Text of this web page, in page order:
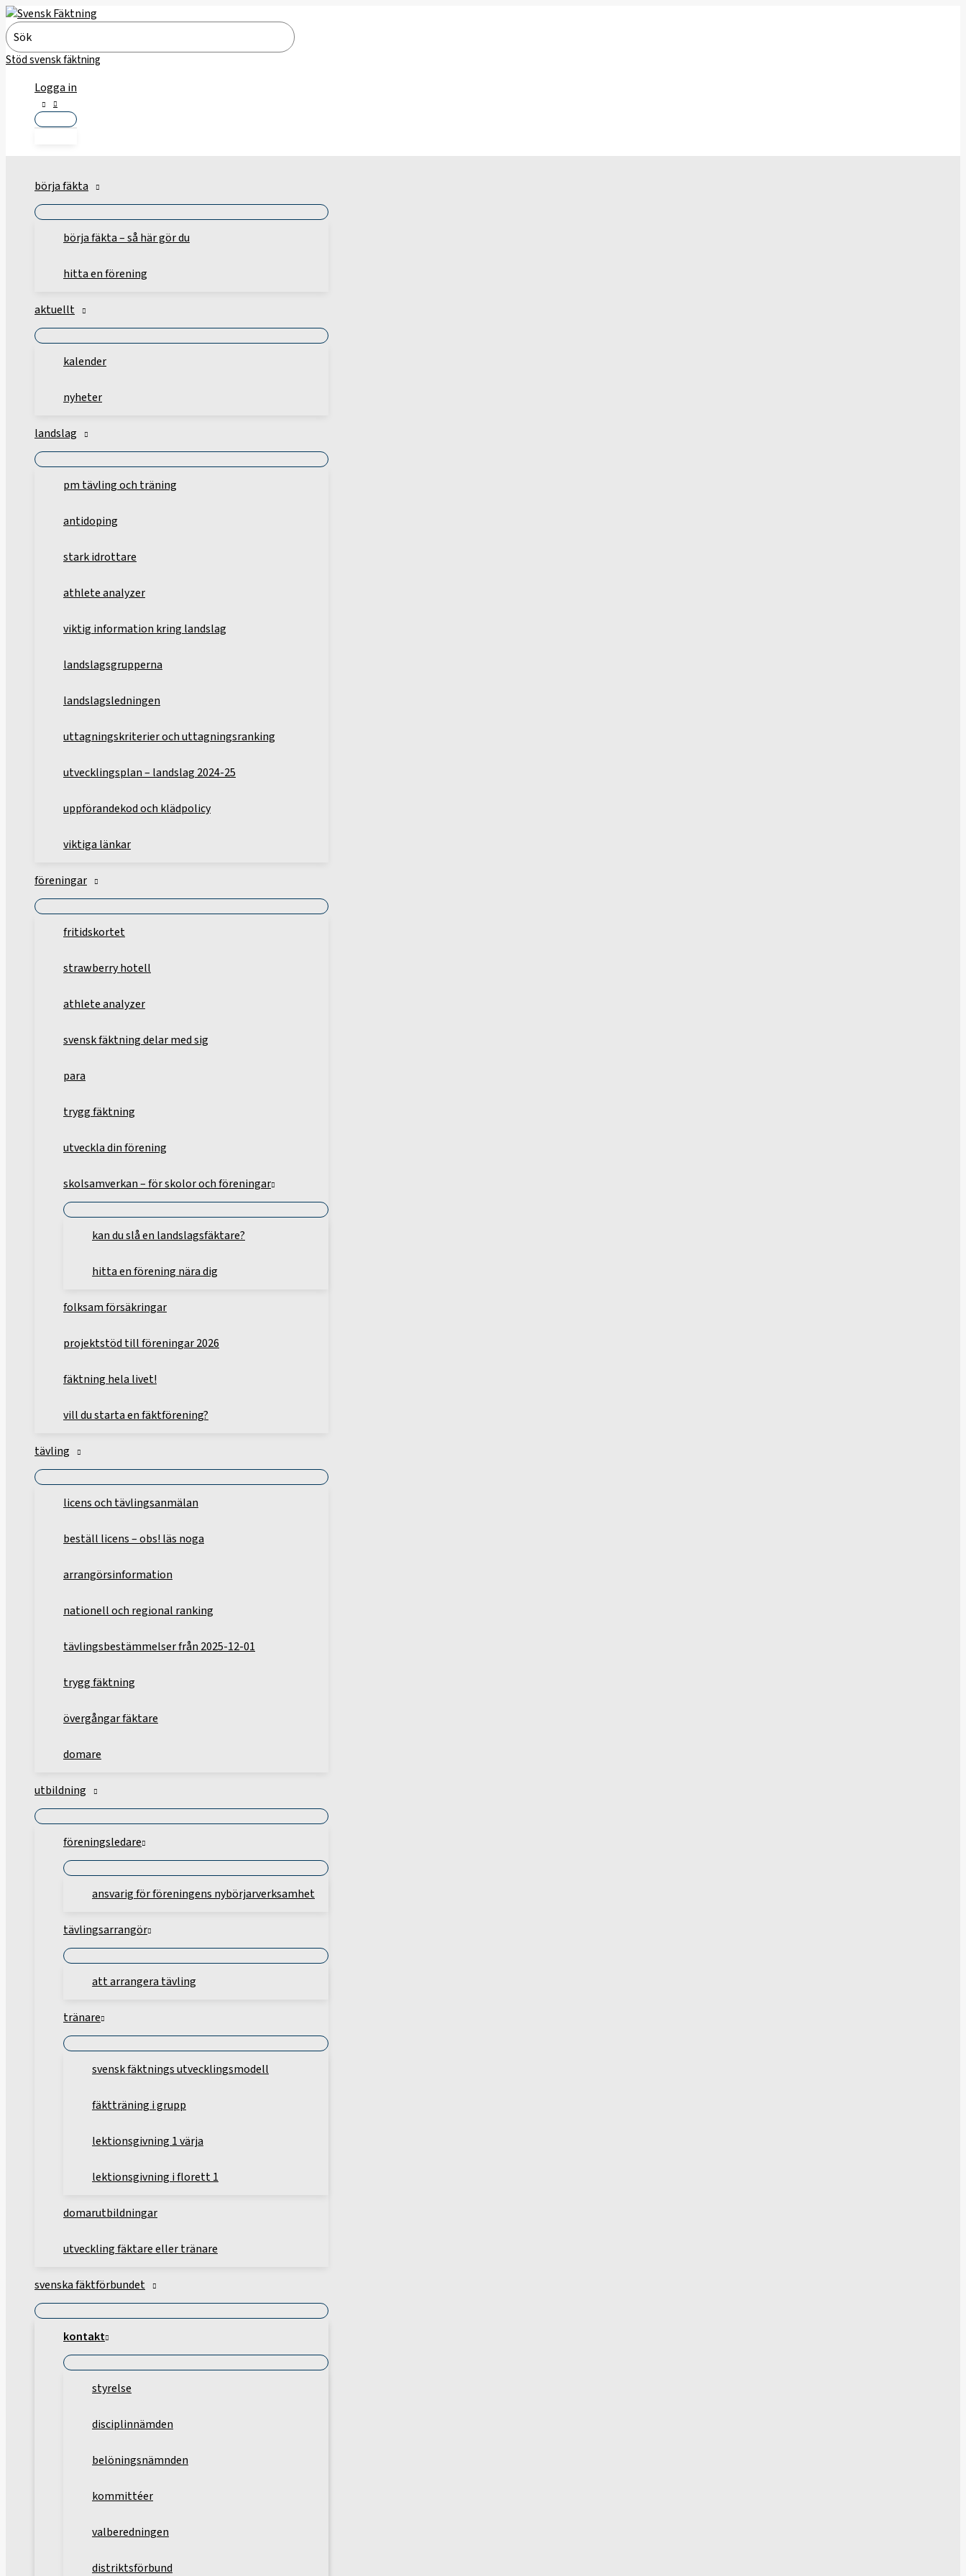
Hoppa
till
innehåll
Search
for:
Stöd svensk fäktning
Logga in
börja fäkta
börja fäkta – så här gör du
hitta en förening
aktuellt
kalender
nyheter
landslag
pm tävling och träning
antidoping
stark idrottare
athlete analyzer
viktig information kring landslag
landslagsgrupperna
landslagsledningen
uttagningskriterier och uttagningsranking
utvecklingsplan – landslag 2024-25
uppförandekod och klädpolicy
viktiga länkar
föreningar
fritidskortet
strawberry hotell
athlete analyzer
svensk fäktning delar med sig
para
trygg fäktning
utveckla din förening
skolsamverkan – för skolor och föreningar
kan du slå en landslagsfäktare?
hitta en förening nära dig
folksam försäkringar
projektstöd till föreningar 2026
fäktning hela livet!
vill du starta en fäktförening?
tävling
licens och tävlingsanmälan
beställ licens – obs! läs noga
arrangörsinformation
nationell och regional ranking
tävlingsbestämmelser från 2025-12-01
trygg fäktning
övergångar fäktare
domare
utbildning
föreningsledare
ansvarig för föreningens nybörjarverksamhet
tävlingsarrangör
att arrangera tävling
tränare
svensk fäktnings utvecklingsmodell
fäktträning i grupp
lektionsgivning 1 värja
lektionsgivning i florett 1
domarutbildningar
utveckling fäktare eller tränare
svenska fäktförbundet
kontakt
styrelse
disciplinnämden
belöningsnämnden
kommittéer
valberedningen
distriktsförbund